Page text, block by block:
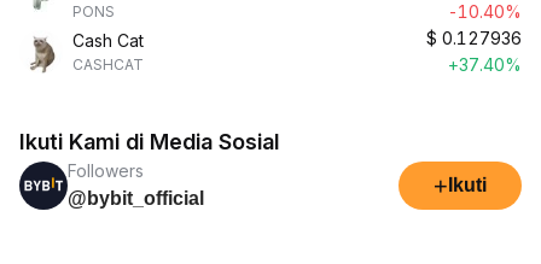
PONS
-10.40%
Cash Cat
CASHCAT
$ 0.127936
+37.40%
Ikuti Kami di Media Sosial
Followers
@bybit_official
+ Ikuti